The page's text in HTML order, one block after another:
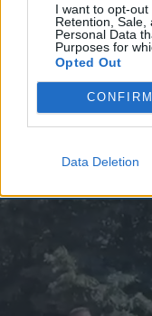
I want to opt-out
Retention, Sale,
Personal Data
Purposes for
Opted Out
CONFIRM
Data Deletion